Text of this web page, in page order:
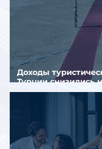
Доходы
Турции снизились
втором квартале